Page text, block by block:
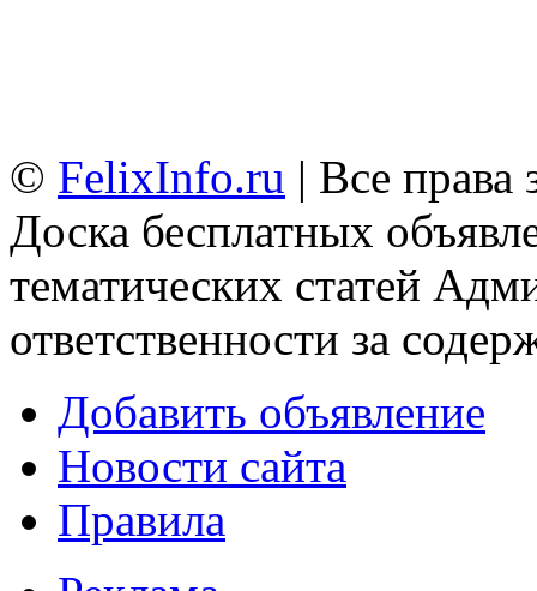
© FelixInfo.ru | Все
Доска бесплатных
тематических статей
ответственности за
Добавить объявление
Новости сайта
Правила